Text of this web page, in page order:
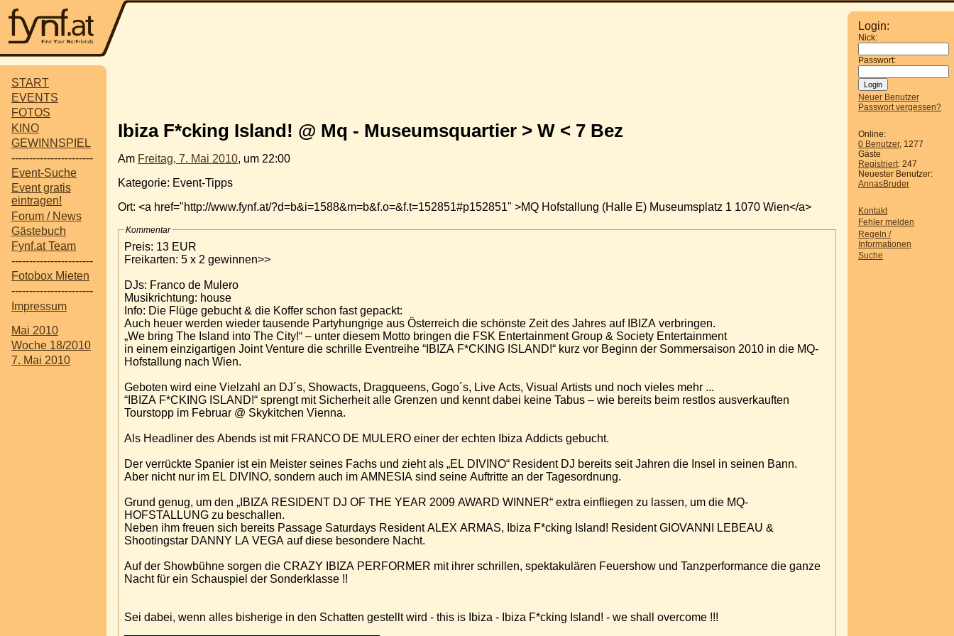
START
EVENTS
FOTOS
KINO
GEWINNSPIEL
-----------------------
Event-Suche
Event gratis
eintragen!
Forum / News
Gästebuch
Fynf.at Team
-----------------------
Fotobox Mieten
-----------------------
Impressum
Mai 2010
Woche 18/2010
7. Mai 2010
Login:
Nick:
Passwort:
Neuer Benutzer
Passwort vergessen?
Online:
0 Benutzer, 1277
Gäste
Registriert: 247
Neuester Benutzer:
AnnasBruder
Kontakt
Fehler melden
Regeln /
Informationen
Suche
Ibiza F*cking Island! @ Mq - Museumsquartier > W < 7 Bez
Am Freitag, 7. Mai 2010, um 22:00
Kategorie: Event-Tipps
Ort: <a href="http://www.fynf.at/?d=b&i=1588&m=b&f.o=&f.t=152851#p152851" >MQ Hofstallung (Halle E) Museumsplatz 1 1070 Wien</a>
Kommentar
Preis: 13 EUR
Freikarten: 5 x 2 gewinnen>>
DJs: Franco de Mulero
Musikrichtung: house
Info: Die Flüge gebucht & die Koffer schon fast gepackt:
Auch heuer werden wieder tausende Partyhungrige aus Österreich die schönste Zeit des Jahres auf IBIZA verbringen.
„We bring The Island into The City!“ – unter diesem Motto bringen die FSK Entertainment Group & Society Entertainment
in einem einzigartigen Joint Venture die schrille Eventreihe “IBIZA F*CKING ISLAND!“ kurz vor Beginn der Sommersaison 2010 in die MQ-
Hofstallung nach Wien.
Geboten wird eine Vielzahl an DJ´s, Showacts, Dragqueens, Gogo´s, Live Acts, Visual Artists und noch vieles mehr ...
“IBIZA F*CKING ISLAND!“ sprengt mit Sicherheit alle Grenzen und kennt dabei keine Tabus – wie bereits beim restlos ausverkauften
Tourstopp im Februar @ Skykitchen Vienna.
Als Headliner des Abends ist mit FRANCO DE MULERO einer der echten Ibiza Addicts gebucht.
Der verrückte Spanier ist ein Meister seines Fachs und zieht als „EL DIVINO“ Resident DJ bereits seit Jahren die Insel in seinen Bann.
Aber nicht nur im EL DIVINO, sondern auch im AMNESIA sind seine Auftritte an der Tagesordnung.
Grund genug, um den „IBIZA RESIDENT DJ OF THE YEAR 2009 AWARD WINNER“ extra einfliegen zu lassen, um die MQ-
HOFSTALLUNG zu beschallen.
Neben ihm freuen sich bereits Passage Saturdays Resident ALEX ARMAS, Ibiza F*cking Island! Resident GIOVANNI LEBEAU &
Shootingstar DANNY LA VEGA auf diese besondere Nacht.
Auf der Showbühne sorgen die CRAZY IBIZA PERFORMER mit ihrer schrillen, spektakulären Feuershow und Tanzperformance die ganze
Nacht für ein Schauspiel der Sonderklasse !!
Sei dabei, wenn alles bisherige in den Schatten gestellt wird - this is Ibiza - Ibiza F*cking Island! - we shall overcome !!!